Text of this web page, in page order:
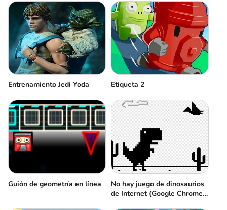
Entrenamiento Jedi Yoda Etiqueta 2
Guión de geometría en línea
No hay juego de dinosaurios
de Internet (Google Chrome